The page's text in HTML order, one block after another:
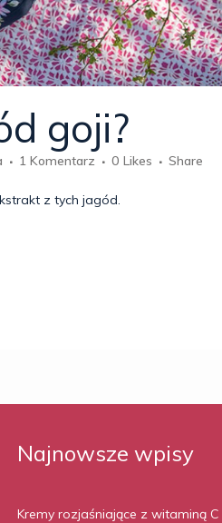
goji?
1 Komentarz 0 Likes Share
z tych jagód.
Najnowsze wpisy
Kremy rozjaśniające z witaminą C